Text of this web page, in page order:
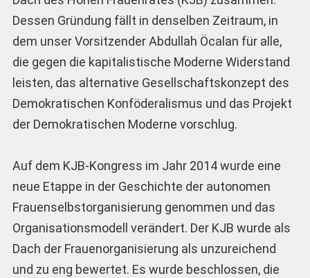
Dessen Gründung fällt in denselben Zeitraum, in
dem unser Vorsitzender Abdullah Öcalan für alle,
die gegen die kapitalistische Moderne Widerstand
leisten, das alternative Gesellschaftskonzept des
Demokratischen Konföderalismus und das Projekt
der Demokratischen Moderne vorschlug.
Auf dem KJB-Kongress im Jahr 2014 wurde eine
neue Etappe in der Geschichte der autonomen
Frauenselbstorganisierung genommen und das
Organisationsmodell verändert. Der KJB wurde als
Dach der Frauenorganisierung als unzureichend
und zu eng bewertet. Es wurde beschlossen, die